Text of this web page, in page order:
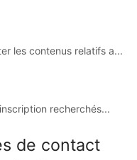
les contenus relatifs a...
recherchés...
de contact